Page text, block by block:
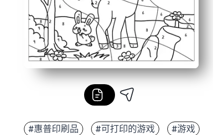
#惠普印刷品 #可打印的游戏 #游戏